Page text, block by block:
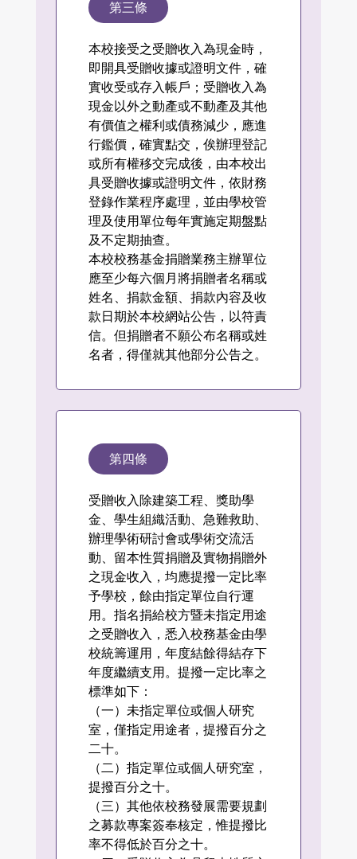
第三條
本校接受之受贈收入為現金時，
即開具受贈收據或證明文件，確
實收受或存入帳戶；受贈收入為
現金以外之動產或不動產及其他
有價值之權利或債務減少，應進
行鑑價，確實點交，俟辦理登記
或所有權移交完成後，由本校出
具受贈收據或證明文件，依財務
登錄作業程序處理，並由學校管
理及使用單位每年實施定期盤點
及不定期抽查。
本校校務基金捐贈業務主辦單位
應至少每六個月將捐贈者名稱或
姓名、捐款金額、捐款內容及收
款日期於本校網站公告，以符責
信。但捐贈者不願公布名稱或姓
名者，得僅就其他部分公告之。
第四條
受贈收入除建築工程、獎助學
金、學生組織活動、急難救助、
辦理學術研討會或學術交流活
動、留本性質捐贈及實物捐贈外
之現金收入，均應提撥一定比率
予學校，餘由指定單位自行運
用。指名捐給校方暨未指定用途
之受贈收入，悉入校務基金由學
校統籌運用，年度結餘得結存下
年度繼續支用。提撥一定比率之
標準如下：
（一）未指定單位或個人研究
室，僅指定用途者，提撥百分之
二十。
（二）指定單位或個人研究室，
提撥百分之十。
（三）其他依校務發展需要規劃
之募款專案簽奉核定，惟提撥比
率不得低於百分之十。